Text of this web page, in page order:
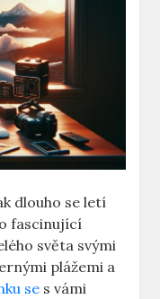
dlouho se letí
fascinující
světa svými
plážemi a
se s vámi